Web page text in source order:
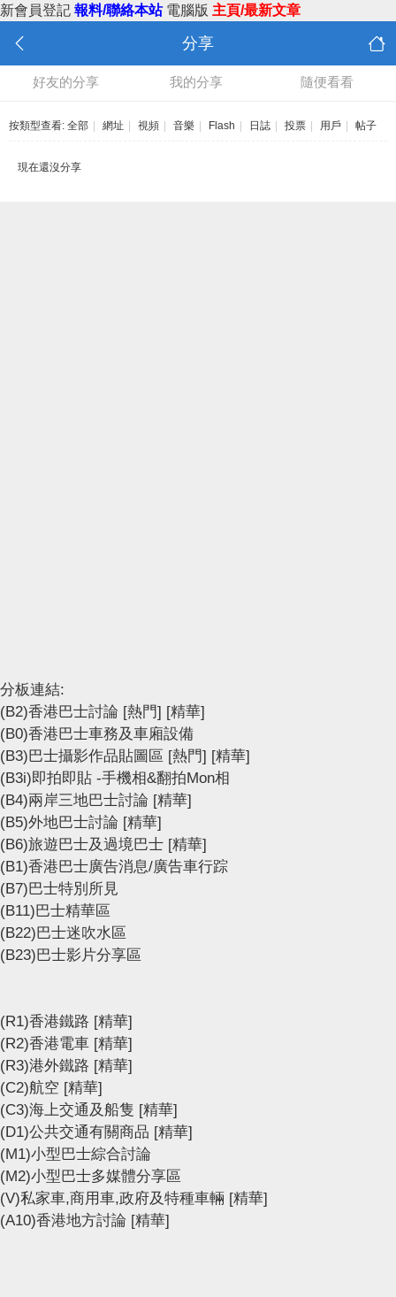
新會員登記 報料/聯絡本站 電腦版 主頁/最新文章
分享
好友的分享 我的分享 隨便看看
按類型查看: 全部 網址 視頻 音樂 Flash 日誌 投票 用戶 帖子
現在還沒分享
分板連結:
(B2)香港巴士討論 [熱門] [精華]
(B0)香港巴士車務及車廂設備
(B3)巴士攝影作品貼圖區 [熱門] [精華]
(B3i)即拍即貼 -手機相&翻拍Mon相
(B4)兩岸三地巴士討論 [精華]
(B5)外地巴士討論 [精華]
(B6)旅遊巴士及過境巴士 [精華]
(B1)香港巴士廣告消息/廣告車行踪
(B7)巴士特別所見
(B11)巴士精華區
(B22)巴士迷吹水區
(B23)巴士影片分享區
(R1)香港鐵路 [精華]
(R2)香港電車 [精華]
(R3)港外鐵路 [精華]
(C2)航空 [精華]
(C3)海上交通及船隻 [精華]
(D1)公共交通有關商品 [精華]
(M1)小型巴士綜合討論
(M2)小型巴士多媒體分享區
(V)私家車,商用車,政府及特種車輛 [精華]
(A10)香港地方討論 [精華]